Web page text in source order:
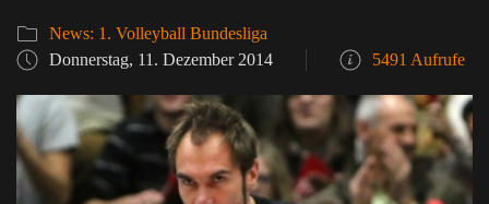
News: 1. Volleyball Bundesliga
Donnerstag, 11. Dezember 2014
5491 Aufrufe